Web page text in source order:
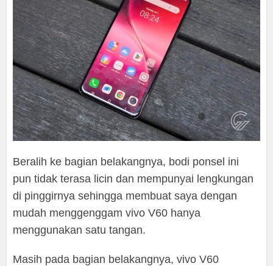
Beralih ke bagian belakangnya, bodi ponsel ini
pun tidak terasa licin dan mempunyai lengkungan
di pinggirnya sehingga membuat saya dengan
mudah menggenggam vivo V60 hanya
menggunakan satu tangan.
Masih pada bagian belakangnya, vivo V60